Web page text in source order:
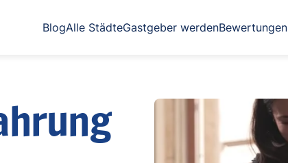
BlogAlle StädteGastgeber werdenBewertungen